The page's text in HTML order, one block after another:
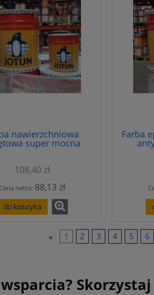
nawierzchniowa
super mocna
Hardtop Flexi 1 ltr.
108,40 zł
Cena netto: 88,13 zł
do koszyka
Farba
« 1 2 3 4 5 6